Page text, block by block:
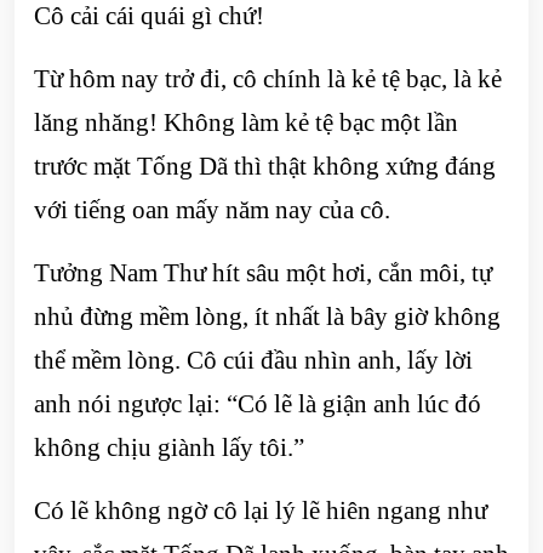
Cô cải cái quái gì chứ!
Từ hôm nay trở đi, cô chính là kẻ tệ bạc, là kẻ
lăng nhăng! Không làm kẻ tệ bạc một lần
trước mặt Tống Dã thì thật không xứng đáng
với tiếng oan mấy năm nay của cô.
Tưởng Nam Thư hít sâu một hơi, cắn môi, tự
nhủ đừng mềm lòng, ít nhất là bây giờ không
thể mềm lòng. Cô cúi đầu nhìn anh, lấy lời
anh nói ngược lại: “Có lẽ là giận anh lúc đó
không chịu giành lấy tôi.”
Có lẽ không ngờ cô lại lý lẽ hiên ngang như